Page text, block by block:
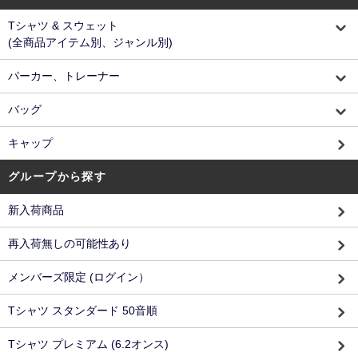
Tシャツ & スウェット
(全商品アイテム別、ジャンル別)
パーカー、トレーナー
バッグ
キャップ
グループから探す
新入荷商品
再入荷無しの可能性あり
メンバーズ限定 (ログイン）
Tシャツ スタンダード 50音順
Tシャツ プレミアム (6.2オンス)